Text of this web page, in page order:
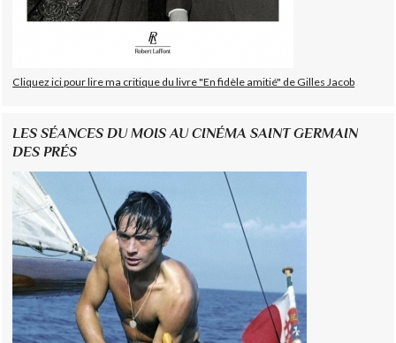
Cliquez ici pour lire ma critique du livre "En fidèle amitié" de Gilles Jacob
LES SÉANCES DU MOIS AU CINÉMA SAINT GERMAIN
DES PRÉS